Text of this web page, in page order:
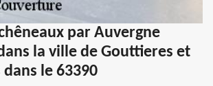
par Auvergne
la ville de Gouttieres et
le 63390